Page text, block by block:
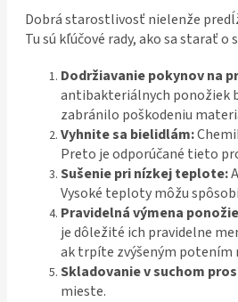
Dobrá starostlivosť nielenže
Tu sú kľúčové rady, ako sa starať
Dodržiavanie pokynov na
antibakteriálnych ponožiek
zabránilo poškodeniu
Vyhnite sa bielidlám:
Preto je odporúčané tieto
Sušenie pri nízkej teplote:
Vysoké teploty môžu
Pravidelná výmena
je dôležité ich pravidelne
ak trpíte zvýšeným potením
Skladovanie v suchom
mieste.